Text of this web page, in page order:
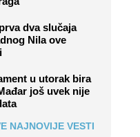
dva slučaja
Nila ove
u utorak bira
još uvek nije
NAJNOVIJE VESTI